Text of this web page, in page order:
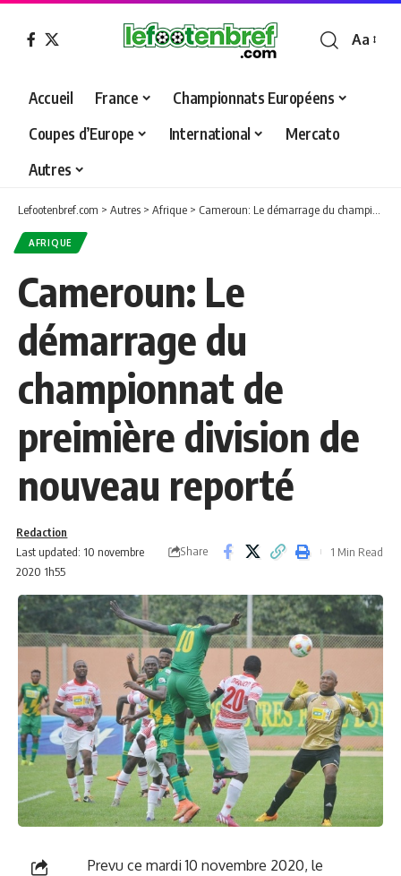
Font
Aa
Accueil France
Championnats Européens
Coupes d’Europe
International
Mercato
Autres
Lefootenbref.com > Autres > Afrique > Cameroun: Le démarrage du championnat de preimière division de nouveau reporté
AFRIQUE
Cameroun: Le
démarrage du
championnat de
preimière division de
nouveau reporté
Last updated: 10 novembre
2020 1h55
Redaction
Share
1 Min Read
Prevu ce mardi 10 novembre 2020, le